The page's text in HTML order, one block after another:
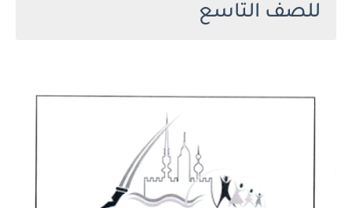
للصف التاسع